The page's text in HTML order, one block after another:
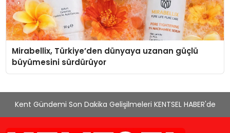
Mirabellix, Türkiye’den dünyaya uzanan güçlü
büyümesini sürdürüyor
Kent Gündemi Son Dakika Gelişilmeleri KENTSEL HABER'de